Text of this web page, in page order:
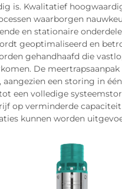
is. Kwalitatief
waarborgen
en stationaire
geoptimaliseerd en
gehandhaafd die
De
aangezien een storing in
een volledige
op verminderde
kunnen worden